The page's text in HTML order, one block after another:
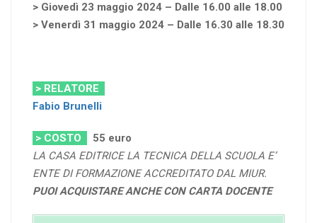
> Giovedì 23 maggio 2024 – Dalle 16.00 alle 18.00
> Venerdì 31 maggio 2024 – Dalle 16.30 alle 18.30
> RELATORE
Fabio Brunelli
> COSTO 55 euro
LA CASA EDITRICE LA TECNICA DELLA SCUOLA E’
ENTE DI FORMAZIONE ACCREDITATO DAL MIUR.
PUOI ACQUISTARE ANCHE CON CARTA DOCENTE